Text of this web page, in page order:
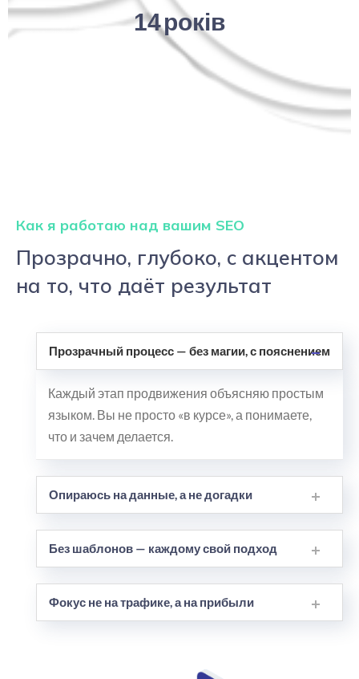
14років
Как я работаю над вашим SEO
Прозрачно, глубоко, с акцентом
на то, что даёт результат
Прозрачный процесс — без магии, с пояснением
Каждый этап продвижения объясняю простым
языком. Вы не просто «в курсе», а понимаете,
что и зачем делается.
Опираюсь на данные, а не догадки
Без шаблонов — каждому свой подход
Фокус не на трафике, а на прибыли